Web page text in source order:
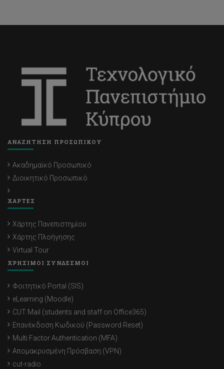
ΑΝΑΖΗΤΗΣΗ ΠΡΟΣΩΠΙΚΟΥ
Ακαδημαϊκό Προσωπικό
Διοικητικό Προσωπικό
ΧΑΡΤΕΣ
Χάρτης Πανεπιστημίου
Χάρτης Πλοήγησης
Virtual Tour
ΧΡΗΣΙΜΟΙ ΣΥΝΔΕΣΜΟΙ
Φοιτητικό Portal (SIS)
eLearning (Moodle)
CUT Mail (students and staff on Office365)
Επανέκδοση Κωδικού (Password Reset)
Multi Factor Authentication (MFA)
Απομακρυσμένη Πρόσβαση (VPN)
cut-radio